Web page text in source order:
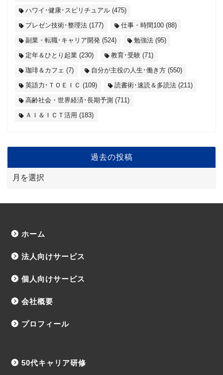
ハワイ･健康･スピリチュアル (475)
プレゼン技術･整理法 (177) 仕事・時間100 (88)
副業・転職･キャリア開発 (524) 勉強法 (95)
定年＆ひとり起業 (230) 教育･受験 (71)
珈琲＆カフェ (7) 自分が主役の人生･働き方 (550)
英語力･ＴＯＥＩＣ (109) 読書術･速読＆多読法 (211)
高齢社会・世界経済･長期予測 (711)
ＡＩ＆ＩＣＴ活用 (183)
過去の投稿
ホーム
法人向けサービス
個人向けサービス
会社概要
プロフィール
50代キャリア研修